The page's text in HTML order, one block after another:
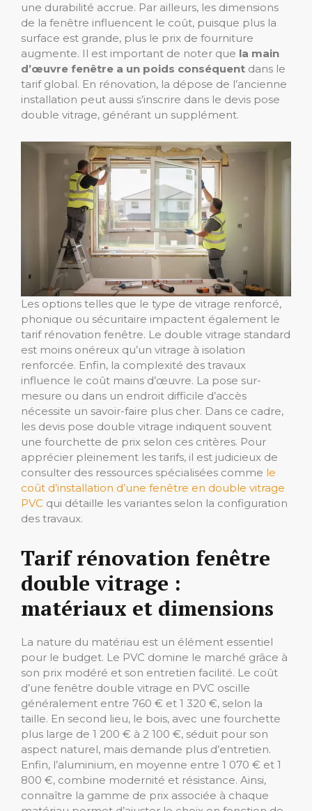
une durabilité accrue. Par ailleurs, les dimensions
de la fenêtre influencent le coût, puisque plus la
surface est grande, plus le prix de fourniture
augmente. Il est important de noter que la main
d’œuvre fenêtre a un poids conséquent dans le
tarif global. En rénovation, la dépose de l’ancienne
installation peut aussi s’inscrire dans le devis pose
double vitrage, générant un supplément.
Les options telles que le type de vitrage renforcé,
phonique ou sécuritaire impactent également le
tarif rénovation fenêtre. Le double vitrage standard
est moins onéreux qu’un vitrage à isolation
renforcée. Enfin, la complexité des travaux
influence le coût mains d’œuvre. La pose sur-
mesure ou dans un endroit difficile d’accès
nécessite un savoir-faire plus cher. Dans ce cadre,
les devis pose double vitrage indiquent souvent
une fourchette de prix selon ces critères. Pour
apprécier pleinement les tarifs, il est judicieux de
consulter des ressources spécialisées comme le
coût d’installation d’une fenêtre en double vitrage
PVC qui détaille les variantes selon la configuration
des travaux.
Tarif rénovation fenêtre
double vitrage :
matériaux et dimensions
La nature du matériau est un élément essentiel
pour le budget. Le PVC domine le marché grâce à
son prix modéré et son entretien facilité. Le coût
d’une fenêtre double vitrage en PVC oscille
généralement entre 760 € et 1 320 €, selon la
taille. En second lieu, le bois, avec une fourchette
plus large de 1 200 € à 2 100 €, séduit pour son
aspect naturel, mais demande plus d’entretien.
Enfin, l’aluminium, en moyenne entre 1 070 € et 1
800 €, combine modernité et résistance. Ainsi,
connaître la gamme de prix associée à chaque